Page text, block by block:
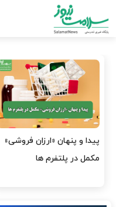
هشدار کانون هموفیلی ایران:
۴ هزار بیمار ۸ ماه است